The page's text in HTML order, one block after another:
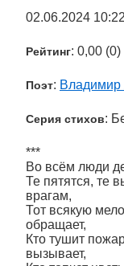
02.06.2024 10:22
Рейтинг: 0,00 (0)
Поэт: Владимир
Серия стихов:
***
Во всём люди
Те пятятся, те
врагам,
Тот всякую
обращает,
Кто тушит
вызывает,